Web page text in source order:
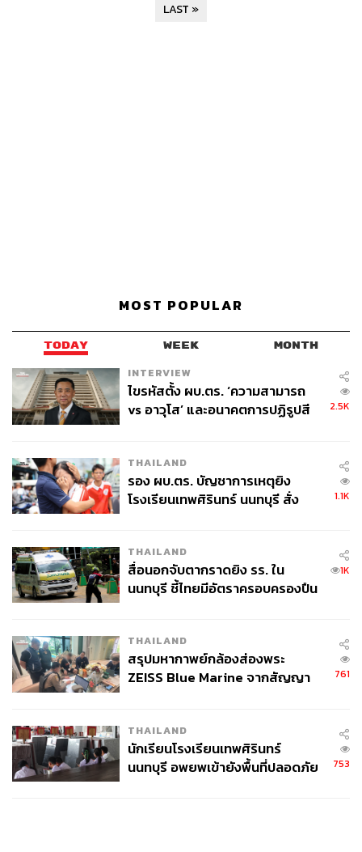
LAST »
MOST POPULAR
TODAY WEEK MONTH
INTERVIEW
ไขรหัสตั้ง ผบ.ตร. ‘ความสามารถ
vs อาวุโส’ และอนาคตการปฏิรูปสี
2.5K
THAILAND
รอง ผบ.ตร. บัญชาการเหตุยิง
โรงเรียนเทพศิรินทร์ นนทบุรี สั่ง
1.1K
THAILAND
สื่อนอกจับตากราดยิง รร. ใน
นนทบุรี ชี้ไทยมีอัตราครอบครองปืน
1K
THAILAND
สรุปมหากาพย์กล้องส่องพระ
ZEISS Blue Marine จากสัญญา
จ่ายหนี้-แอบระบุแบรนด์
761
THAILAND
นักเรียนโรงเรียนเทพศิรินทร์
นนทบุรี อพยพเข้ายังพื้นที่ปลอดภัย
753